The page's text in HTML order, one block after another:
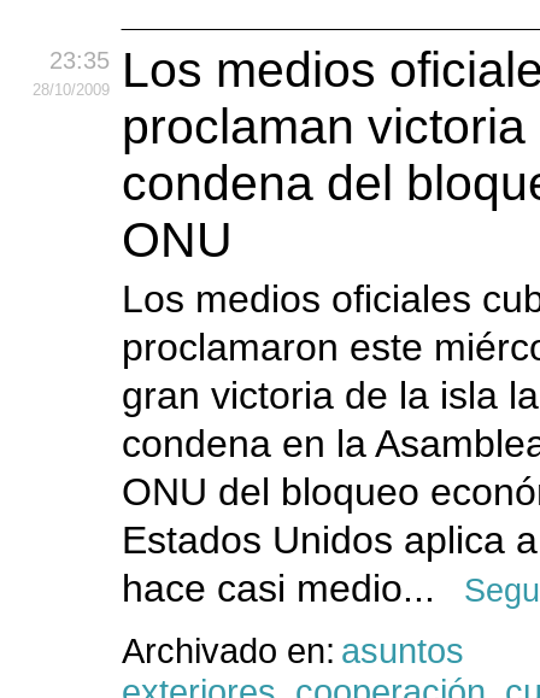
23:35
28/10/2009
Los medios
proclaman victoria
condena del
ONU
Los medios oficiales
proclamaron este
gran victoria de la isla
condena en la
ONU del bloqueo
Estados Unidos aplica
hace casi medio...
Archivado en: asuntos